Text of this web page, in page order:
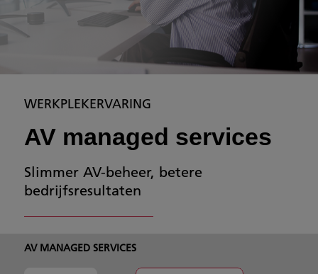
WERKPLEKERVARING
AV managed services
Slimmer AV-beheer, betere
bedrijfsresultaten
AV MANAGED SERVICES